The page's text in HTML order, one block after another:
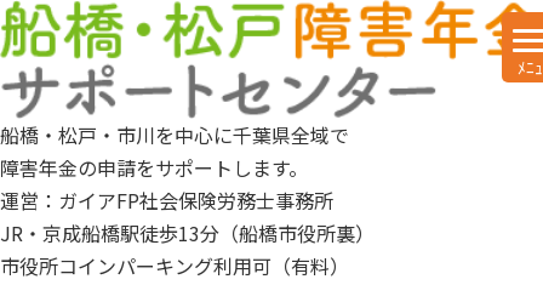
船橋・松戸・市川を中心に千葉県全域で
障害年金の申請をサポートします。
運営：ガイアFP社会保険労務士事務所
JR・京成船橋駅徒歩13分（船橋市役所裏）
市役所コインパーキング利用可（有料）